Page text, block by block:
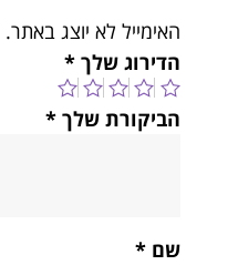
האימייל לא יוצג באתר.
הדירוג שלך *
הביקורת שלך *
שם *